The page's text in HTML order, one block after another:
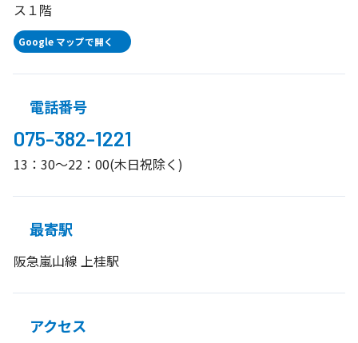
ス１階
Google マップで開く
電話番号
075-382-1221
13：30～22：00(木日祝除く)
最寄駅
阪急嵐山線 上桂駅
アクセス